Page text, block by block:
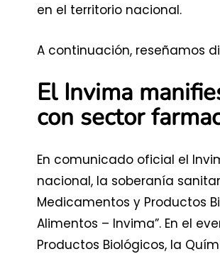
en el territorio nacional.
A continuación, reseñamos
El Invima
con sector
En comunicado oficial el
nacional, la soberanía
Medicamentos y Productos
Alimentos – Invima”. En el
Productos Biológicos, la